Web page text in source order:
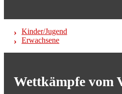
Kinder/Jugend
Erwachsene
Wettkämpfe vom